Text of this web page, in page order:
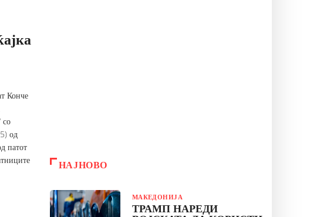
Конче
со
од
патот
НАЈНОВО
МАКЕДОНИЈА
ТРАМП НАРЕДИ